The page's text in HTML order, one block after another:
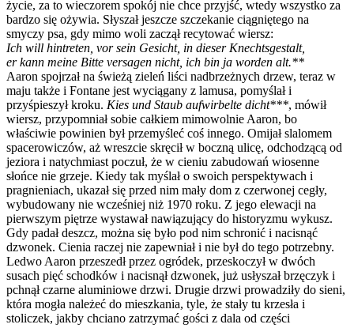
życie, za to wieczorem spokój nie chce przyjść, wtedy wszystko za
bardzo się ożywia. Słyszał jeszcze szczekanie ciągniętego na
smyczy psa, gdy mimo woli zaczął recytować wiersz:
Ich will hintreten, vor sein Gesicht, in dieser Knechtsgestalt,
er kann meine Bitte versagen nicht, ich bin ja worden alt.**
Aaron spojrzał na świeżą zieleń liści nadbrzeżnych drzew, teraz w
maju także i Fontane jest wyciągany z lamusa, pomyślał i
przyśpieszył kroku. Kies und Staub aufwirbelte dicht***, mówił
wiersz, przypomniał sobie całkiem mimowolnie Aaron, bo
właściwie powinien był przemyśleć coś innego. Omijał slalomem
spacerowiczów, aż wreszcie skręcił w boczną ulicę, odchodzącą od
jeziora i natychmiast poczuł, że w cieniu zabudowań wiosenne
słońce nie grzeje. Kiedy tak myślał o swoich perspektywach i
pragnieniach, ukazał się przed nim mały dom z czerwonej cegły,
wybudowany nie wcześniej niż 1970 roku. Z jego elewacji na
pierwszym piętrze wystawał nawiązujący do historyzmu wykusz.
Gdy padał deszcz, można się było pod nim schronić i nacisnąć
dzwonek. Cienia raczej nie zapewniał i nie był do tego potrzebny.
Ledwo Aaron przeszedł przez ogródek, przeskoczył w dwóch
susach pięć schodków i nacisnął dzwonek, już usłyszał brzęczyk i
pchnął czarne aluminiowe drzwi. Drugie drzwi prowadziły do sieni,
która mogła należeć do mieszkania, tyle, że stały tu krzesła i
stoliczek, jakby chciano zatrzymać gości z dala od części